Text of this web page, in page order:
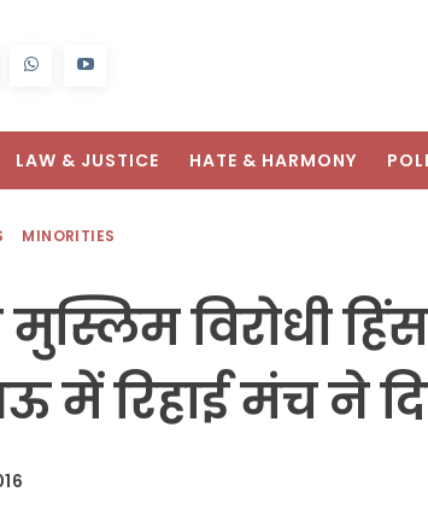
LAW & JUSTICE HATE & HARMONY
MINORITIES
विरोधी
रिहाई मंच ने